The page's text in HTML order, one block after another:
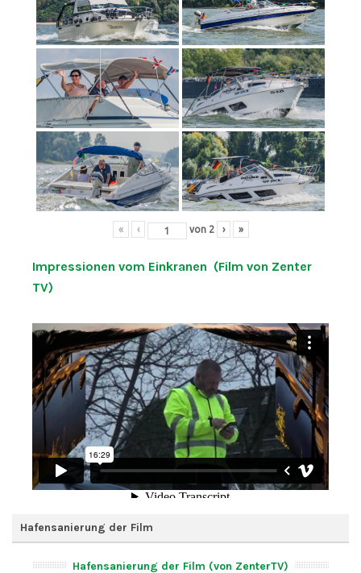
« ‹ von 2 › »
Impressionen vom Einkranen (Film von Zenter
TV)
Hafensanierung der Film
Hafensanierung der Film (von ZenterTV)